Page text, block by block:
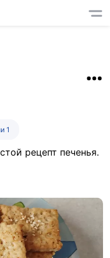
1
рецепт печенья.